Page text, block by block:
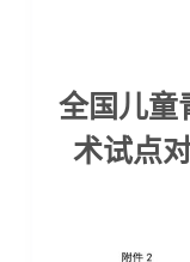
全国儿童
术试点